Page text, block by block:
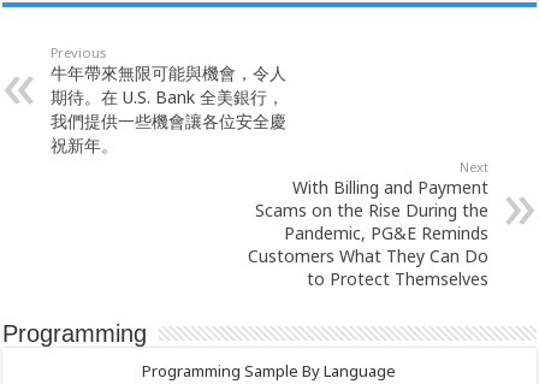
Previous
牛年帶來無限可能與機會，令人
期待。在 U.S. Bank 全美銀行，
我們提供一些機會讓各位安全慶
祝新年。
Next
With Billing and Payment
Scams on the Rise During the
Pandemic, PG&E Reminds
Customers What They Can Do
to Protect Themselves
Programming
Programming Sample By Language